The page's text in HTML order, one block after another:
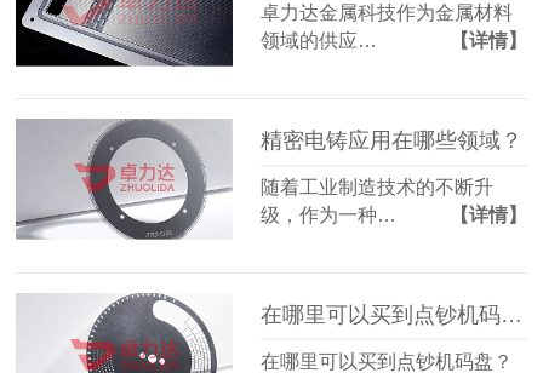
卓力达金属科技作为金属材料
领域的供应…
【详情】
精密电铸应用在哪些领域？
随着工业制造技术的不断升
级，作为一种…
【详情】
在哪里可以买到点钞机码盘？
在哪里可以买到点钞机码盘？